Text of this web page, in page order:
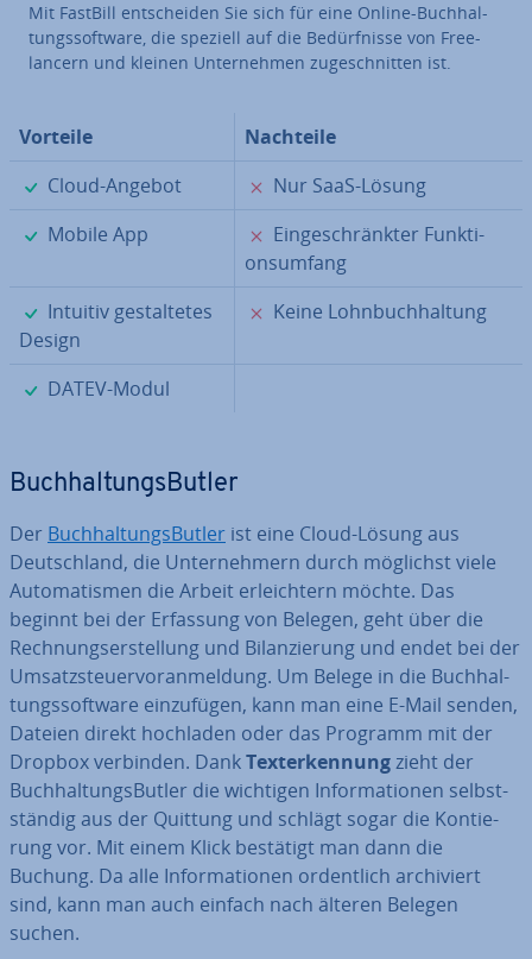
Mit FastBill ent­schei­den Sie sich für eine Online-Buch­hal­
tungs­soft­ware, die speziell auf die Be­dürf­nis­se von Free­
lan­cern und kleinen Un­ter­neh­men zu­ge­schnit­ten ist.
Vorteile
Nachteile
✓
Cloud-Angebot ✗
Nur SaaS-Lösung
✓
Mobile App ✗
Ein­ge­schränk­ter Funk­ti­
ons­um­fang
✓
Intuitiv ge­stal­te­tes
Design
✗
Keine Lohn­buch­hal­tung
✓
DATEV-Modul
Buch­hal­tungs­But­ler
Der Buch­hal­tungs­But­ler ist eine Cloud-Lösung aus
Deutsch­land, die Un­ter­neh­mern durch möglichst viele
Au­to­ma­tis­men die Arbeit er­leich­tern möchte. Das
beginnt bei der Erfassung von Belegen, geht über die
Rech­nungs­er­stel­lung und Bi­lan­zie­rung und endet bei der
Um­satz­steu­er­vor­anmel­dung. Um Belege in die Buch­hal­
tungs­soft­ware ein­zu­fü­gen, kann man eine E-Mail senden,
Dateien direkt hochladen oder das Programm mit der
Dropbox verbinden. DankTex­terken­nungzieht der
Buch­hal­tungs­But­ler die wichtigen In­for­ma­tio­nen selbst­
stän­dig aus der Quittung und schlägt sogar die Kon­tie­
rung vor. Mit einem Klick bestätigt man dann die
Buchung. Da alle In­for­ma­tio­nen or­dent­lich ar­chi­viert
sind, kann man auch einfach nach älteren Belegen
suchen.